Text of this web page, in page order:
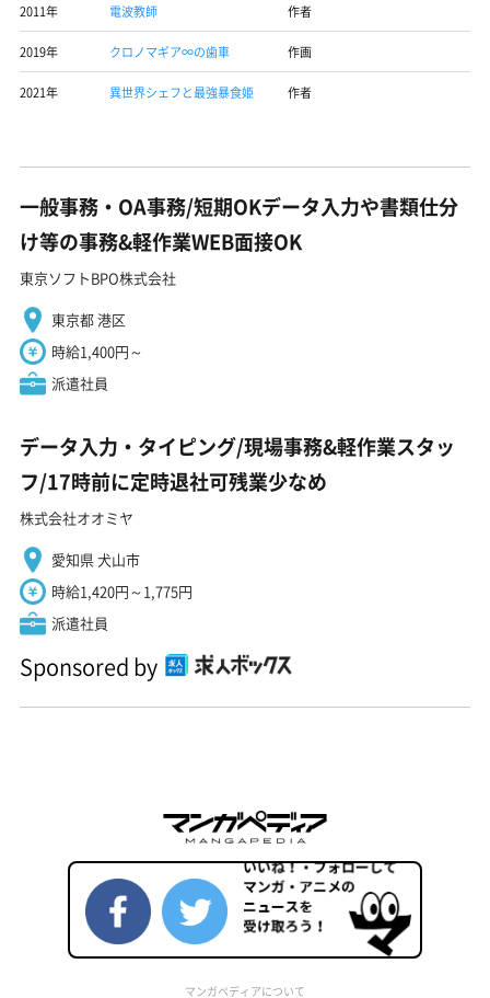
2011年 電波教師 作者
2019年 クロノマギア∞の歯車 作画
2021年 異世界シェフと最強暴食姫 作者
一般事務・OA事務/短期OKデータ入力や書類仕分
け等の事務&軽作業WEB面接OK
東京ソフトBPO株式会社
東京都 港区
時給1,400円～
派遣社員
データ入力・タイピング/現場事務&軽作業スタッ
フ/17時前に定時退社可残業少なめ
株式会社オオミヤ
愛知県 犬山市
時給1,420円～1,775円
派遣社員
Sponsored by
マンガペディアについて